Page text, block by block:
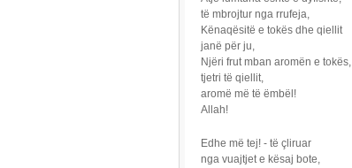
të mbrojtur nga rrufeja,
Kënaqësitë e tokës dhe qiellit
janë për ju,
Njëri frut mban aromën e tokës,
tjetri të qiellit,
aromë më të ëmbël!
Allah!
Edhe më tej! - të çliruar
nga vuajtjet e kësaj bote,